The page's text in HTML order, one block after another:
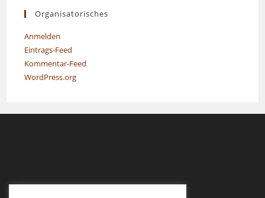
Organisatorisches
Anmelden
Eintrags-Feed
Kommentar-Feed
WordPress.org